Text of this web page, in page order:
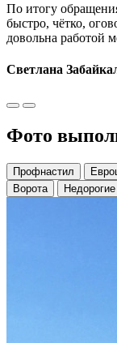
По итогу
быстро, чётко,
довольна работой
Светлана
Фото
Профнастил
Ворота
Недорогие